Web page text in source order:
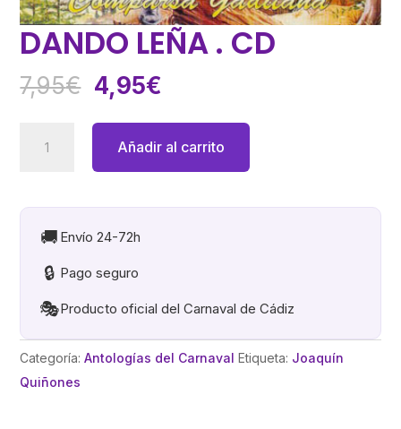
DANDO LEÑA . CD
7,95€ El
precio
original
era:
7,95€.
4,95€
es:
4,95€.
LEÑA
CD
cantidad
Añadir al carrito
🚚 Envío 24-72h
🔒 Pago seguro
🎭Producto oficial del Carnaval de Cádiz
Categoría:Antologías del Carnaval Etiqueta: Joaquín
Quiñones